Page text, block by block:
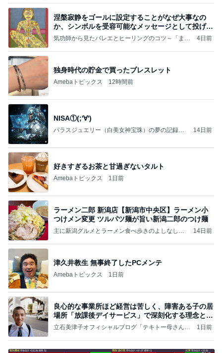
涅槃寂静をゴールに設定することがなぜ大事なの
か、シンボルを受容可能なメッセージとして投げる
ことが
気功師から見たバレエとヒーリングのコツ～「まと
4日前
独身時代の貯金で買ったブレスレット
Amebaトピックス 12時間前
NISA①(;'∀')
パラスジュエリー（白美女神宝珠）の夢の記録
14日前
好きすぎるお茶と甘過ぎないタルト
Amebaトピックス 1日前
ラーメン二郎 新潟店【新潟市中央区】ラーメン小
つけメン変更 ツルパツ麺が旨い新潟二郎のつけ麺
主に新潟グルメとラーメン食べ歩きのよしなしご
14日前
津久井教生 無事終了したPCメンテ
Amebaトピックス 1日前
良心的な事業所ほど経営は苦しく、障害ある子の居
場所「放課後デイサービス」で深刻化する理念と現
実の
立石美津子オフィシャルブログ「テキトー母さんの
1日前